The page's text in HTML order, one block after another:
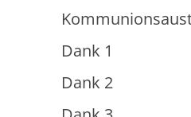
Dank 1 328
Dank 2